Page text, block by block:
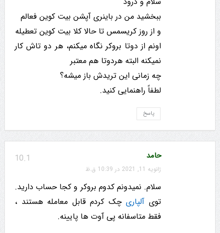
ببخشید من در باینری آپشن بیت کوین فعالم
و از روز کریسمس تا حالا کلا بیت کوین تعطیله
اونم از دوتا بروکر نگاه میکنم، هر دو تاش کار
نمیکنه البته هردوتا هم معتبر
چه زمانی این تریدش باز میشه؟
لطفاً راهنمایی کنید.
پاسخ
10.1 حامد
ژانویه 11, 2021 در 10:39 ق.ظ
سلام. نمیدونم کدوم بروکر و کجا حساب دارید.
توی آلپاریچک کردم قابل معامله هستند ،
فقط متاسفانه پی آوت ها پایینه.